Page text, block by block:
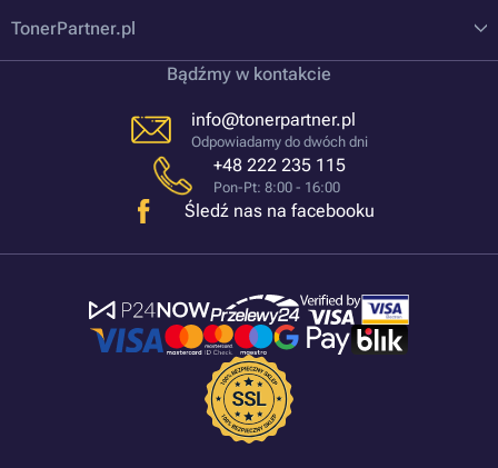
TonerPartner.pl
Bądźmy w kontakcie
info@tonerpartner.pl
Odpowiadamy do dwóch dni
+48 222 235 115
Pon-Pt: 8:00 - 16:00
Śledź nas na facebooku